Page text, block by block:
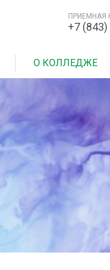
ПРИЕМНАЯ
+7
О КОЛЛЕДЖЕ